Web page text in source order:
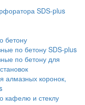
SDS-plus
бетону
по бетону SDS-plus
по бетону для
алмазных коронок,
кафелю и стеклу